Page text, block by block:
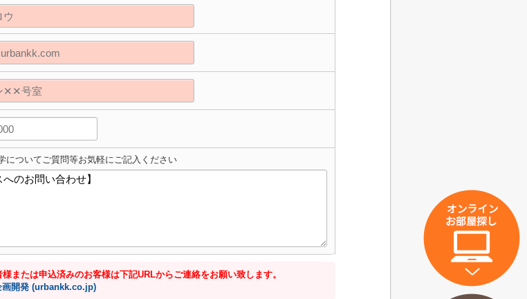
についてご質問等お気軽にご記入ください
または申込済みのお客様は下記URLからご連絡をお願い致します。
画開発 (urbankk.co.jp)